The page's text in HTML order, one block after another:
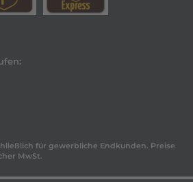
für gewerbliche Endkunden. Preise
MwSt.